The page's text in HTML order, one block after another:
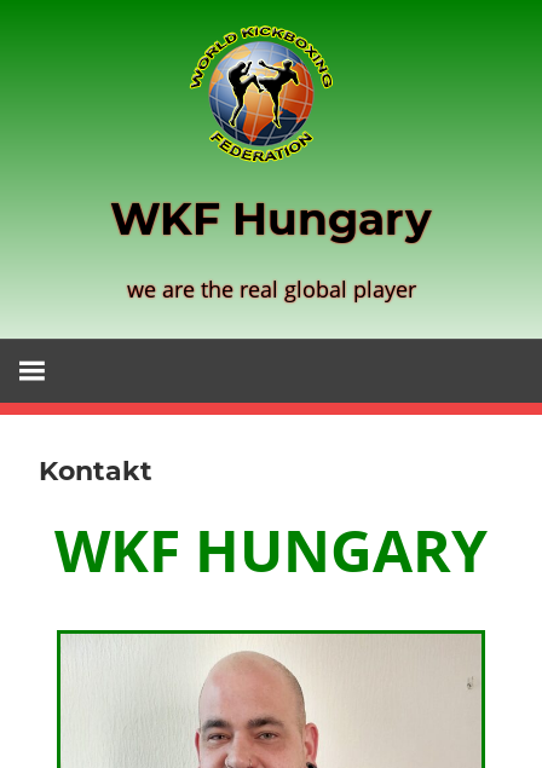
WKF Hungary
we are the real global player
Kontakt
WKF HUNGARY